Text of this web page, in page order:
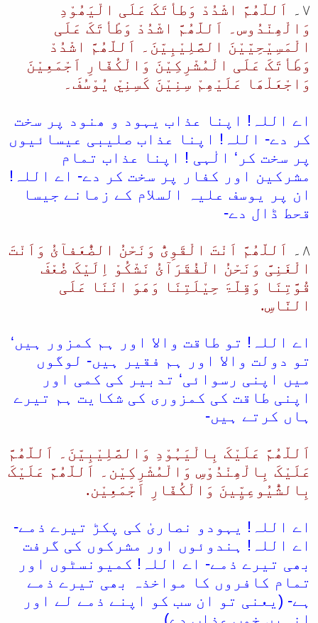
۷۔
اَللّھُمَّ اشْدُدْ وَطأتَکَ عَلَی الْیَھُوْدِ
وَالْھِنْدُوس۔ اَللّھُمَّ اشْدُدْ وَطْأتَکَ عَلَی
الْمَسِیْحِیّیْنَ الصَّلِیْبِیّنَ۔ اَللّھُمَّ اشْدُدْ
وَطَأتَکَ عَلَی الْمُشْرِکِیْنَ وَالْکُفّارِ اَجْمَعِیْنَ
وَاجْعَلْھَا عَلَیْھِمْ سِنِیْنَ کَسِنِيْ یُوْسُفَ۔
اے اللہ! اپنا عذاب یہود و ھنود پر سخت
کر دے- اللہ! اپنا عذاب صلیبی عیسائیوں
پر سخت کر‘ الٰہی ! اپنا عذاب تمام
مشرکین اور کفار پر سخت کر دے- اے اللہ!
ان پر یوسف علیہ السلام کے زمانے جیسا
قحط ڈال دے-
۸۔
اَللّھُمَّ اَنْتَ الْقَوِیُّ وَنَحْنُ الضُّعَفآئُ وَاَنْتَ
الْغَنِیَّ وَنَحْنُ الْفُقَرَآئُ نَشْکُوْ اِلَیْکَ ضُعْفَ
قُوَّتِنَا وَقِلّۃَ حِیْلَتِنَا وَھَوَ انَنَا عَلَی
النّاسِ.
اے اللہ! تو طاقت والا اور ہم کمزور ہیں‘
تو دولت والا اور ہم فقیر ہیں- لوگوں
میں اپنی رسوائی‘ تدبیر کی کمی اور
اپنی طاقت کی کمزوری کی شکایت ہم تیرے
ہاں کرتے ہیں-
اَللّھُمَّ عَلَیْکَ بِالْیَہُوْدِ وَالصَّلِیْبِیّنَ۔ اَللّھُمَّ
عَلَیْکَ بِالْھِنْدُوْسِ وَالْمُشْرِکِیْن۔ اَللّھُمَّ عَلَیْکَ
بِالشُّیُوعِیِّینَ وَالْکُفّارِ اَجْمَعِیْن.
اے اللہ! یہودو نصاریٰ کی پکڑ تیرے ذمے-
اے اللہ! ہندوئوں اور مشرکوں کی گرفت
بھی تیرے ذمے- اے اللہ! کمیونسٹوں اور
تمام کافروں کا مواخذہ بھی تیرے ذمے
ہے- (یعنی تو ان سب کو اپنے ذمے لے اور
انہیں خوب عذاب دے)